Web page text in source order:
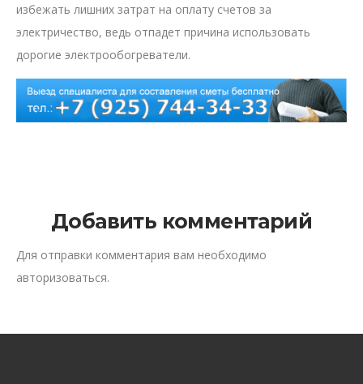
избежать лишних затрат на оплату счетов за
электричество, ведь отпадет причина использовать
дорогие электрообогреватели.
Добавить комментарий
Для отправки комментария вам необходимо
авторизоваться.